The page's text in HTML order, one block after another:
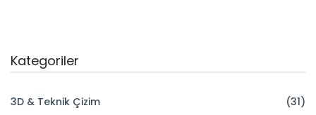
Kategoriler
3D & Teknik Çizim
(31)